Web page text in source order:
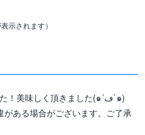
示されます）
皆様、本当に有難う御座いました！美味しく頂きました(๑´ڡ`๑)
がある場合がございます。ご了承